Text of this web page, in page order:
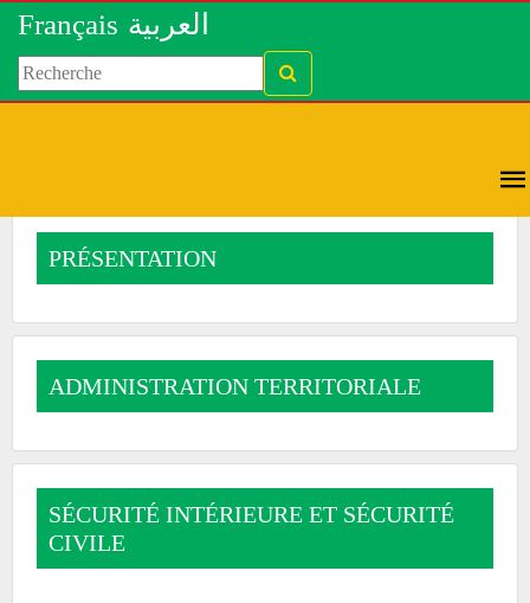
Français العربية
PRÉSENTATION
ADMINISTRATION TERRITORIALE
SÉCURITÉ INTÉRIEURE ET SÉCURITÉ
CIVILE